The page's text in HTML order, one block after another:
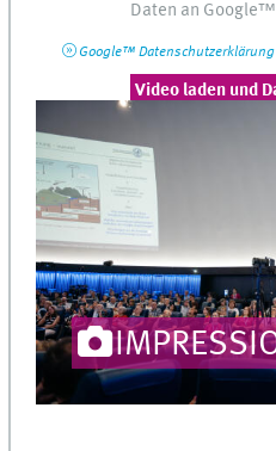
Daten an Google™
Google™ Datenschutzerklärung
Video laden und